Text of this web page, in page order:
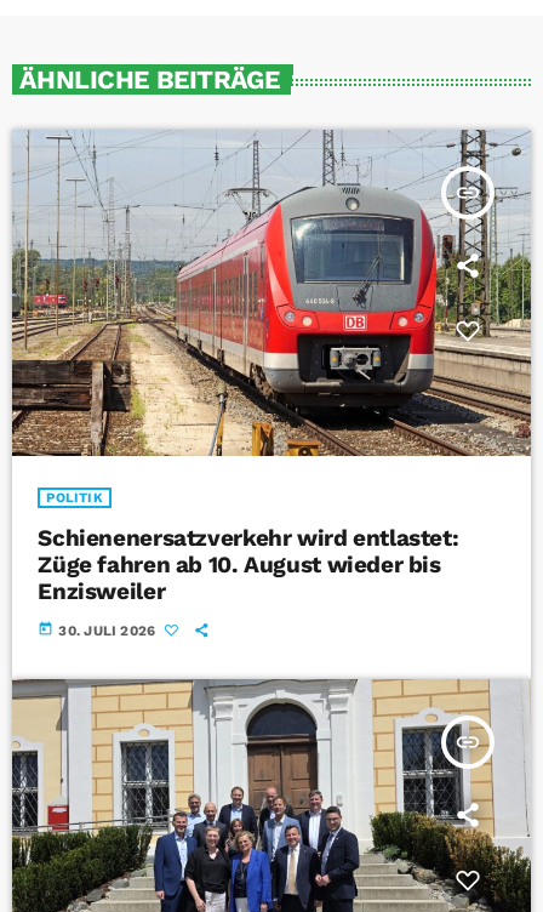
ÄHNLICHE BEITRÄGE
insert_link
POLITIK
Schienenersatzverkehr wird entlastet:
Züge fahren ab 10. August wieder bis
Enzisweiler
today 30. JULI 2026
insert_link